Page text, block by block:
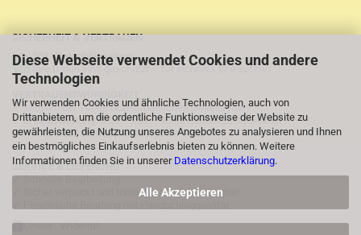
Diese Webseite verwendet Cookies und andere
Technologien
Wir verwenden Cookies und ähnliche Technologien, auch von
Drittanbietern, um die ordentliche Funktionsweise der Website zu
gewährleisten, die Nutzung unseres Angebotes zu analysieren und Ihnen
ein bestmögliches Einkaufserlebnis bieten zu können. Weitere
Informationen finden Sie in unserer Datenschutzerklärung.
Alle Akzeptieren
SICHERHEIT & VERTRAUEN
SSL-Verschlüsselung
Ihre Daten sind geschützt – für sicheres Einkaufen.
✓ Mitglied der Tiroler Numismatischen Gesellschaft
✓ Shopbewertung: 5.00 / 5.00 – echte Kundenzufriedenheit
✓⭐Über 1.000 zufriedene Käufer auf eBay
SERVICE & LIEFERUNG
✓ Schnelle Bearbeitung
✓ Sicher verpackt und transparent nachverfolgbar
Online - Widerruf